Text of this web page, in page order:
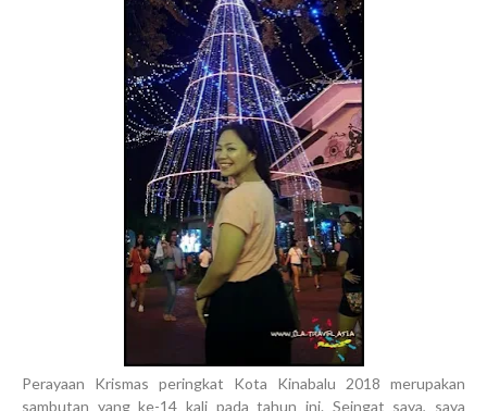
Perayaan Krismas peringkat Kota Kinabalu 2018 merupakan
sambutan yang ke-14 kali pada tahun ini. Seingat saya, saya